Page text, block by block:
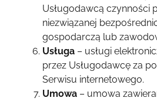
Usługodawcą czynności
niezwiązanej
gospodarczą lub
Usługa – usługi
przez Usługodawcę za
Serwisu internetowego.
Umowa – umowa